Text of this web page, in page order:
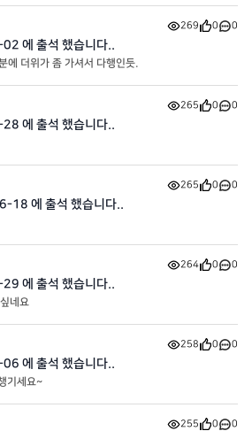
269 0 0
에 출석 했습니다..
에 더위가 좀 가셔서 다행인듯.
265 0 0
에 출석 했습니다..
265 0 0
18 에 출석 했습니다..
264 0 0
에 출석 했습니다..
네요
258 0 0
에 출석 했습니다..
기세요~
255 0 0